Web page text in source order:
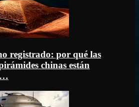
registrado: por qué las
chinas están